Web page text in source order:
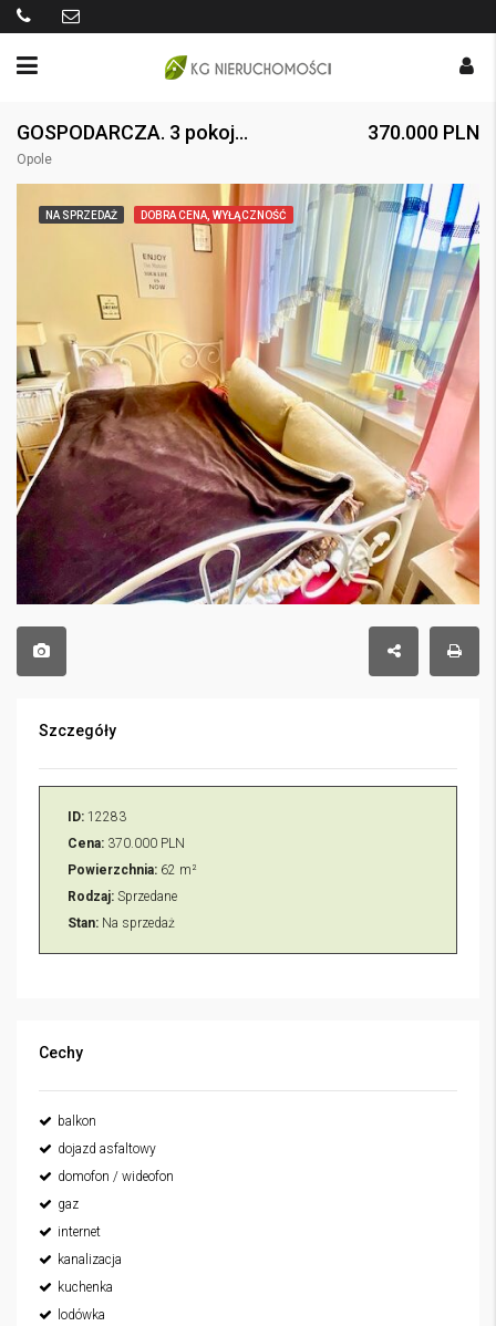
GOSPODARCZA. 3 pokoje + osobna kuchnia. Balkon. Media miejskie.
Opole
370.000 PLN
NA SPRZEDAŻ DOBRA CENA, WYŁĄCZNOŚĆ
Szczegóły
ID: 12283
Cena: 370.000 PLN
Powierzchnia: 62 m²
Rodzaj: Sprzedane
Stan: Na sprzedaż
Cechy
balkon
dojazd asfaltowy
domofon / wideofon
gaz
internet
kanalizacja
kuchenka
lodówka